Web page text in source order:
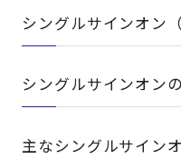
シングルサインオン
シングルサインオン
主なシングルサイン